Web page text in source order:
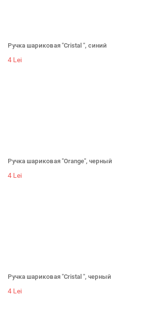
Ручка шариковая "Cristal ", синий
4 Lei
Ручка шариковая "Orange", черный
4 Lei
Ручка шариковая "Cristal ", черный
4 Lei